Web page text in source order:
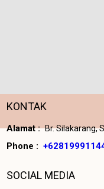
KONTAK
Alamat : Br. Silakarang,
Phone :
SOCIAL MEDIA